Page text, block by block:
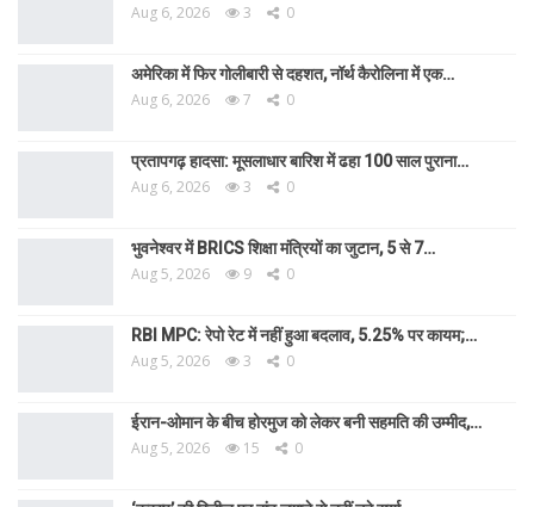
Aug 6, 2026 3 0
अमेरिका में फिर गोलीबारी से दहशत, नॉर्थ कैरोलिना में एक…
Aug 6, 2026 7 0
प्रतापगढ़ हादसा: मूसलाधार बारिश में ढहा 100 साल पुराना…
Aug 6, 2026 3 0
भुवनेश्वर में BRICS शिक्षा मंत्रियों का जुटान, 5 से 7…
Aug 5, 2026 9 0
RBI MPC: रेपो रेट में नहीं हुआ बदलाव, 5.25% पर कायम;…
Aug 5, 2026 3 0
ईरान-ओमान के बीच होरमुज को लेकर बनी सहमति की उम्मीद,…
Aug 5, 2026 15 0